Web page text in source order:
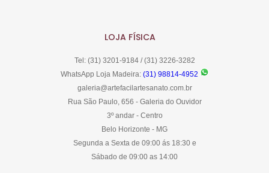
LOJA FÍSICA
Tel: (31) 3201-9184 / (31) 3226-3282
WhatsApp Loja Madeira: (31) 98814-4952
galeria@artefacilartesanato.com.br
Rua São Paulo, 656 - Galeria do Ouvidor
3º andar - Centro
Belo Horizonte - MG
Segunda a Sexta de 09:00 ás 18:30 e
Sábado de 09:00 as 14:00